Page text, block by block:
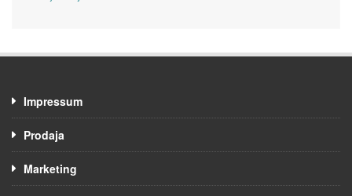
Impressum
Prodaja
Marketing